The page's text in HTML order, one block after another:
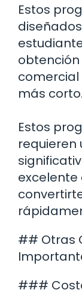
Estos
más corto.
Estos
requieren
excelente
## Otras
###